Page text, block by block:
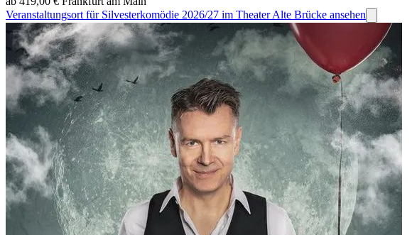
Veranstaltungsort für Silvesterkomödie 2026/27 im Theater Alte Brücke ansehen